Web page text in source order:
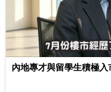
內地專才與留學生積極